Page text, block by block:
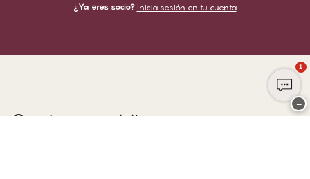
¿Ya eres socio? Inicia sesión en tu cuenta
Gracias por visitar
1
−